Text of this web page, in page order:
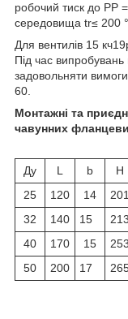
робочий тиск до РР
середовища tr≤ 200
Для вентилів 15
Під час
задовольняти
60.
Монтажні та
чавунних
Ду L b H
25
120 14 201
32
140 15 213
40
170 15 253
50
200 17